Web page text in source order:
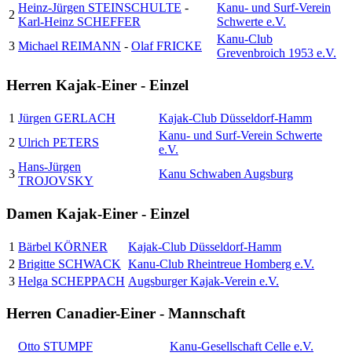
2
Heinz-Jürgen STEINSCHULTE -
Karl-Heinz SCHEFFER
Kanu- und Surf-Verein
Schwerte e.V.
3 Michael REIMANN - Olaf FRICKE
Kanu-Club
Grevenbroich 1953 e.V.
Herren Kajak-Einer - Einzel
1 Jürgen GERLACH
Kajak-Club Düsseldorf-Hamm
2 Ulrich PETERS
Kanu- und Surf-Verein Schwerte
e.V.
3
Hans-Jürgen
TROJOVSKY
Kanu Schwaben Augsburg
Damen Kajak-Einer - Einzel
1 Bärbel KÖRNER
Kajak-Club Düsseldorf-Hamm
2 Brigitte SCHWACK Kanu-Club Rheintreue Homberg e.V.
3 Helga SCHEPPACH Augsburger Kajak-Verein e.V.
Herren Canadier-Einer - Mannschaft
Otto STUMPF
Kanu-Gesellschaft Celle e.V.